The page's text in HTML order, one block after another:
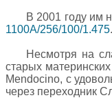
В 2001 году им
1100A/256/100/1.475
Несмотря на
старых
Mendocino, с
через переходник